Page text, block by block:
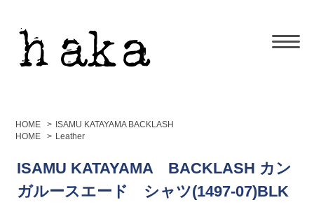
HOME > ISAMU KATAYAMA BACKLASH
HOME
> Leather
ISAMU KATAYAMA BACKLASH カン
ガルースエード シャツ(1497-07)BLK